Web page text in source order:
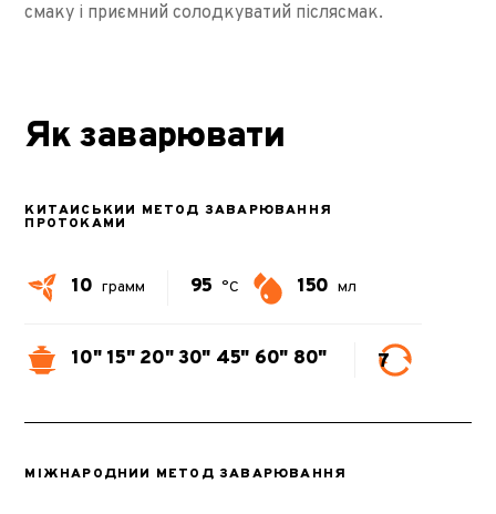
смаку і приємний солодкуватий післясмак.
Як заварювати
КИТАЙСЬКИЙ МЕТОД ЗАВАРЮВАННЯ
ПРОТОКАМИ
10 грамм 95 °C 150 мл
10" 15" 20" 30" 45" 60" 80" 7
МІЖНАРОДНИЙ МЕТОД ЗАВАРЮВАННЯ